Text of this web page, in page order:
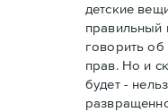
детские
правильный
говорить об
прав. Но и
будет -